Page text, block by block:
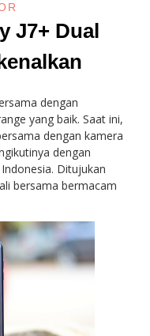
J7+ Dual
dengan
yang baik. Saat ini,
dengan kamera
dengan
Ditujukan
bersama bermacam